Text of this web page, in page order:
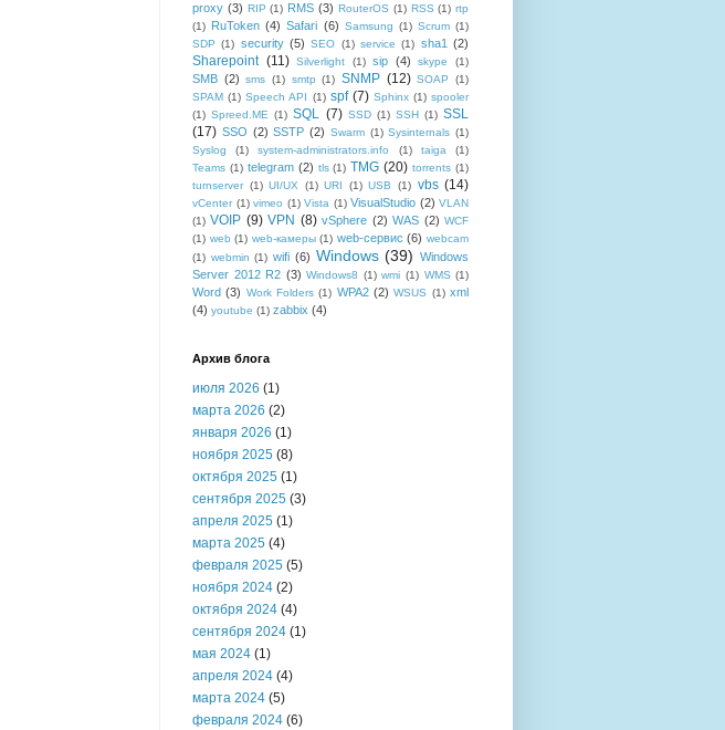
proxy (3) RIP (1) RMS (3) RouterOS (1) RSS (1) rtp
(1) RuToken (4) Safari (6) Samsung (1) Scrum (1)
SDP (1) security (5) SEO (1) service (1) sha1 (2)
Sharepoint (11) Silverlight (1) sip (4) skype (1)
SMB (2) sms (1) smtp (1) SNMP (12) SOAP
(1)
SPAM (1) Speech API (1) spf (7) Sphinx (1) spooler
(1) Spreed.ME (1) SQL (7) SSD (1) SSH (1) SSL
(17) SSO (2) SSTP (2) Swarm (1) Sysinternals (1)
Syslog
(1) system-administrators.info (1) taiga
(1)
Teams (1) telegram (2) tls (1) TMG (20) torrents (1)
turnserver (1) UI/UX (1) URI (1) USB (1) vbs (14)
vCenter (1) vimeo (1) Vista (1) VisualStudio (2) VLAN
(1) VOIP (9) VPN (8) vSphere (2) WAS (2) WCF
(1) web (1) web-камеры (1) web-сервис (6) webcam
(1) webmin (1) wifi (6) Windows (39) Windows
Server 2012 R2 (3) Windows8 (1) wmi (1) WMS (1)
Word (3) Work Folders (1) WPA2 (2) WSUS (1) xml
(4) youtube (1) zabbix (4)
Архив блога
июля 2026 (1)
марта 2026 (2)
января 2026 (1)
ноября 2025 (8)
октября 2025 (1)
сентября 2025 (3)
апреля 2025 (1)
марта 2025 (4)
февраля 2025 (5)
ноября 2024 (2)
октября 2024 (4)
сентября 2024 (1)
мая 2024 (1)
апреля 2024 (4)
марта 2024 (5)
февраля 2024 (6)